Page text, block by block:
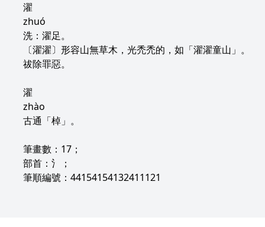
濯
zhuó
洗：濯足。
〔濯濯〕形容山無草木，光禿禿的，如「濯濯童山」。
祓除罪惡。
濯
zhào
古通「棹」。
筆畫數：17；
部首：氵；
筆順編號：44154154132411121